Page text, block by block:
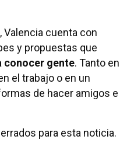
Valencia cuenta con
y propuestas que
conocer gente. Tanto en
el trabajo o en un
de hacer amigos e
para esta noticia.